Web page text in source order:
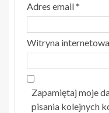
Adres email*
Witryna internetowa
Zapamiętaj moje
pisania kolejnych